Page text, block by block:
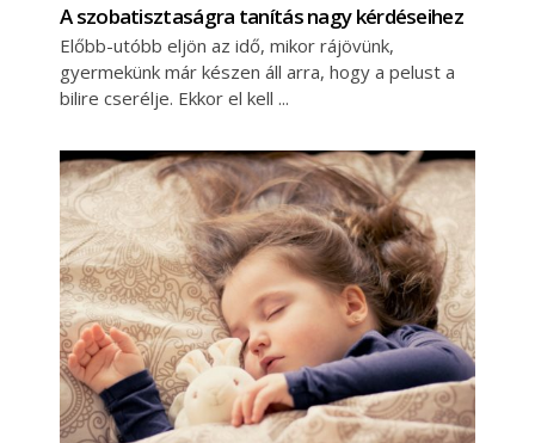
A szobatisztaságra tanítás nagy kérdéseihez
Előbb-utóbb eljön az idő, mikor rájövünk,
gyermekünk már készen áll arra, hogy a pelust a
bilire cserélje. Ekkor el kell